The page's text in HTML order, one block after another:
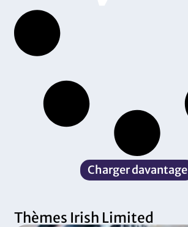
Thèmes Irish Limited
Charger davantage